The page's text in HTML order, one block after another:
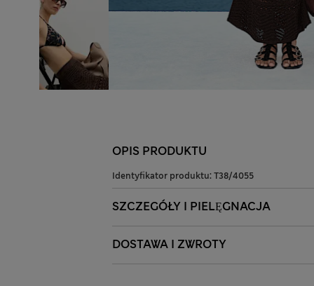
OPIS PRODUKTU
Identyfikator produktu: T38/4055
SZCZEGÓŁY I PIELĘGNACJA
DOSTAWA I ZWROTY